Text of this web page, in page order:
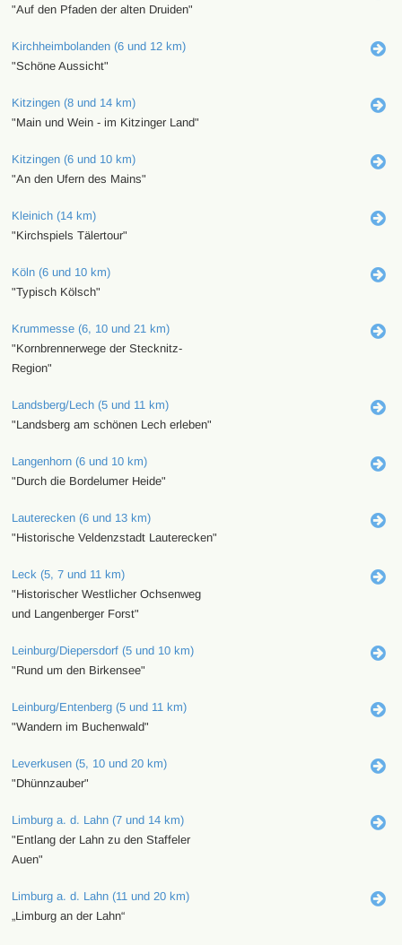
"Auf den Pfaden der alten Druiden"
Kirchheimbolanden (6 und 12 km)
"Schöne Aussicht"
Kitzingen (8 und 14 km)
"Main und Wein - im Kitzinger Land"
Kitzingen (6 und 10 km)
"An den Ufern des Mains"
Kleinich (14 km)
"Kirchspiels Tälertour"
Köln (6 und 10 km)
"Typisch Kölsch"
Krummesse (6, 10 und 21 km)
"Kornbrennerwege der Stecknitz-
Region"
Landsberg/Lech (5 und 11 km)
"Landsberg am schönen Lech erleben"
Langenhorn (6 und 10 km)
"Durch die Bordelumer Heide"
Lauterecken (6 und 13 km)
"Historische Veldenzstadt Lauterecken"
Leck (5, 7 und 11 km)
"Historischer Westlicher Ochsenweg
und Langenberger Forst"
Leinburg/Diepersdorf (5 und 10 km)
"Rund um den Birkensee"
Leinburg/Entenberg (5 und 11 km)
"Wandern im Buchenwald"
Leverkusen (5, 10 und 20 km)
"Dhünnzauber"
Limburg a. d. Lahn (7 und 14 km)
"Entlang der Lahn zu den Staffeler
Auen"
Limburg a. d. Lahn (11 und 20 km)
„Limburg an der Lahn“